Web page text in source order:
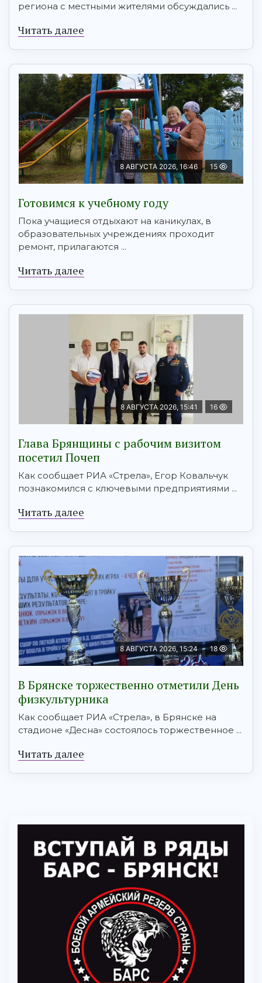
региона с местными жителями обсуждались ...
Читать далее
8 АВГУСТА 2026, 16:46 15
Готовимся к учебному году
Пока учащиеся отдыхают на каникулах, в
образовательных учреждениях проходит
ремонт, прилагаются ...
Читать далее
8 АВГУСТА 2026, 15:41 16
Глава Брянщины с рабочим визитом
посетил Почеп
Как сообщает РИА «Стрела», Егор Ковальчук
познакомился с ключевыми предприятиями ...
Читать далее
8 АВГУСТА 2026, 15:24 18
В Брянске торжественно отметили День
физкультурника
Как сообщает РИА «Стрела», в Брянске на
стадионе «Десна» состоялось торжественное ...
Читать далее